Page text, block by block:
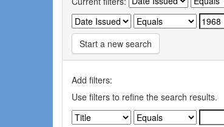
Start a new search
Add filters:
Use filters to refine the search results.